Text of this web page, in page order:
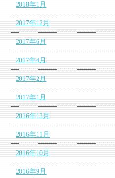
2018年1月
2017年12月
2017年6月
2017年4月
2017年2月
2017年1月
2016年12月
2016年11月
2016年10月
2016年9月